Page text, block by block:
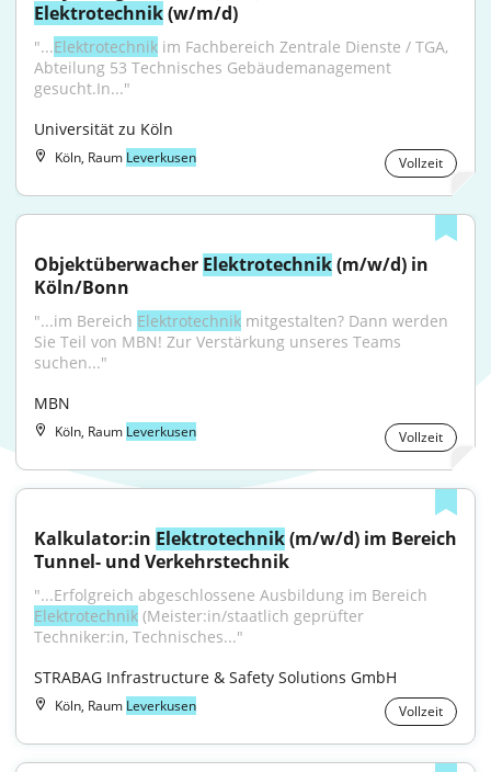
Elektrotechnik (w/m/d)
"...Elektrotechnik im Fachbereich Zentrale Dienste / TGA,
Abteilung 53 Technisches Gebäudemanagement
gesucht.In..."
Universität zu Köln
Köln, Raum Leverkusen Vollzeit
Objektüberwacher Elektrotechnik (m/w/d) in
Köln/Bonn
"...im Bereich Elektrotechnik mitgestalten? Dann werden
Sie Teil von MBN! Zur Verstärkung unseres Teams
suchen..."
MBN
Köln, Raum Leverkusen Vollzeit
Kalkulator:in Elektrotechnik (m/w/d) im Bereich
Tunnel- und Verkehrstechnik
Elektrotechnik (Meister:in/staatlich geprüfter
Techniker:in, Technisches..."
STRABAG Infrastructure & Safety Solutions GmbH
Köln, Raum Leverkusen Vollzeit